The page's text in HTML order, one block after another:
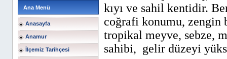
Ana Menü
Anasayfa
Anamur
İlçemiz Tarihçesi
kıyı ve sahil kentidir.
coğrafi konumu,
tropikal meyve, sebze,
sahibi, gelir düzeyi